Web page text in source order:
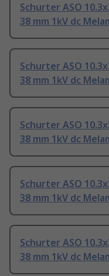
Schurter ASO
38 mm 1kV dc
Schurter ASO
38 mm 1kV dc
Schurter ASO
38 mm 1kV dc
Schurter ASO
38 mm 1kV dc
Schurter ASO
38 mm 1kV dc